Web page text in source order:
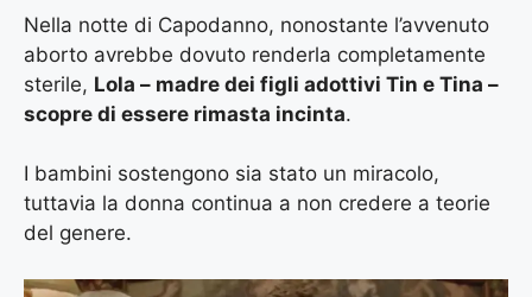
Nella notte di Capodanno, nonostante l’avvenuto
aborto avrebbe dovuto renderla completamente
sterile, Lola – madre dei figli adottivi Tin e Tina –
scopre di essere rimasta incinta.
I bambini sostengono sia stato un miracolo,
tuttavia la donna continua a non credere a teorie
del genere.